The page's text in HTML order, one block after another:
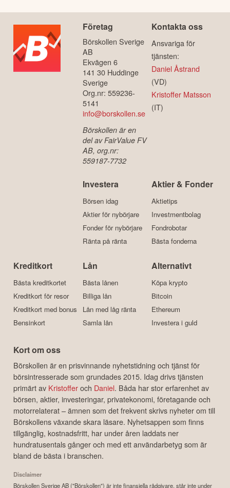
Företag
Börskollen Sverige
AB
Ekvägen 6
141 30 Huddinge
Sverige
Org.nr: 559236-
5141
info@borskollen.se
Börskollen är en
del av FairValue FV
AB, org.nr:
559187-7732
Kontakta oss
Ansvariga för
tjänsten:
Daniel Åstrand
(VD)
Kristoffer Matsson
(IT)
Investera
Börsen idag
Aktier för nybörjare
Fonder för nybörjare
Ränta på ränta
Aktier & Fonder
Aktietips
Investmentbolag
Fondrobotar
Bästa fonderna
Kreditkort
Bästa kreditkortet
Kreditkort för resor
Kreditkort med bonus
Bensinkort
Lån
Bästa lånen
Billiga lån
Lån med låg ränta
Samla lån
Alternativt
Köpa krypto
Bitcoin
Ethereum
Investera i guld
Kort om oss
Börskollen är en prisvinnande nyhetstidning och tjänst för
börsintresserade som grundades 2015. Idag drivs tjänsten
primärt av Kristofferoch Daniel. Båda har stor erfarenhet av
börsen, aktier, investeringar, privatekonomi, företagande och
motorrelaterat – ämnen som det frekvent skrivs nyheter om till
Börskollens växande skara läsare. Nyhetsappen som finns
tillgänglig, kostnadsfritt, har under åren laddats ner
hundratusentals gånger och med ett användarbetyg som är
bland de bästa i branschen.
Disclaimer
Börskollen Sverige AB ("Börskollen") är inte finansiella rådgivare, står inte under